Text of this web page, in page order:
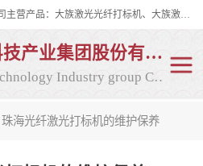
大族激光科技产业集团股份有限公司主营产品：大族激光光纤打标机、大族激光紫外打标机等，大族激光研发实力雄厚，公司拥有数百人的研发队伍，目前具有多项国际发明和国内、计算机软件着作权，多项核心技术处于国际成员之一水平，是世界上仅有的几家拥有"紫外激光"的公司之一。
大族激光科技产业集团股份有限公司
Han’s Laser Technology Industry group Co., Ltd
珠海光纤激光打标机的维护保养